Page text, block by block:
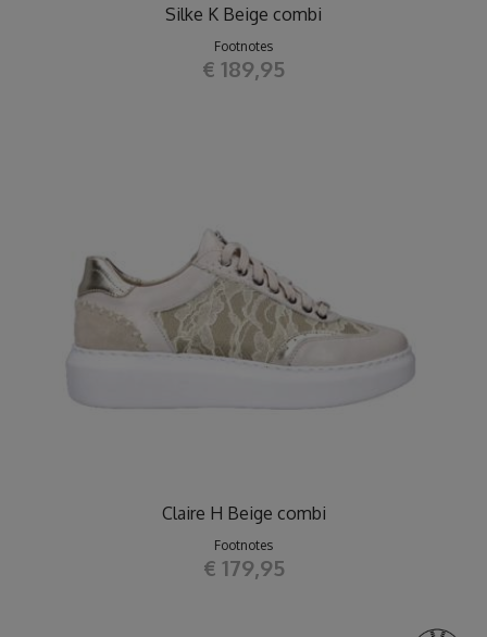
Silke K Beige combi
Footnotes
€ 189,95
Claire H Beige combi
Footnotes
€ 179,95